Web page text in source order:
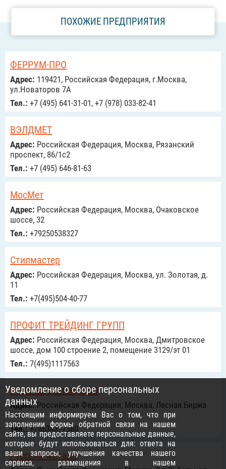
ПОХОЖИЕ ПРЕДПРИЯТИЯ
ФЕРРУМ-ПРО
Адрес: 119421, Российская Федерация, г.Москва,
ул.Новаторов 7А
Тел.: +7 (495) 641-31-01, +7 (978) 033-82-41
ВЭЛДМЕТ
Адрес: Российcкая Федерация, Москва, Рязанский
проспект, 86/1с2
Тел.: +7 (495) 646-81-63
МосМет
Адрес: Российcкая Федерация, Москва, Очаковское
шоссе, 32
Тел.: +79250538327
Стилмастер
Адрес: Российcкая Федерация, Москва, ул. Золотая, д.
11
Тел.: +7(495)504-40-77
ПРОФИТ ТРЕЙДИНГ ГРУПП
Адрес: Российcкая Федерация, Москва, Дмитровское
шоссе, дом 100 строение 2, помещение 3129/эт 01
Тел.: 7(495)1117563
РусСпецКрепеж, ООО
Адрес:Российcкая Федерация, Москва, Лесная Биржа
6К
Тел.:+78634377380
Русский металл
Уведомление о сборе персональных
данных
Настоящим информируем Вас о том, что при
заполнении формы обратной связи на нашем
сайте, вы предоставляете персональные данные,
которые будут использоваться для: ответа на
ваши запросы, улучшения качества нашего
сервиса, размещения в нашем